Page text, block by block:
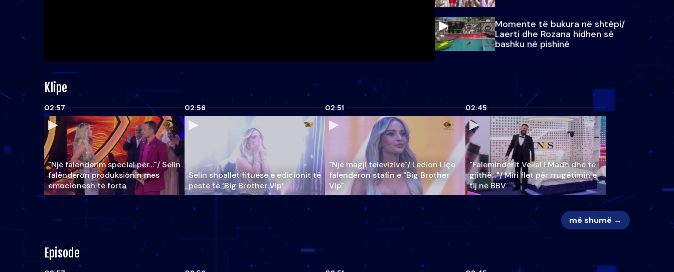
Momente të bukura në shtëpi/
Laerti dhe Rozana hidhen së
bashku në pishinë
Klipe
02:57
"Një falenderim special për…"/ Selin
falënderon produksionin mes
emocionesh të forta
02:56
Selin shpallet fituese e edicionit të
pestë të ‘Big Brother Vip’
02:51
"Një magji televizive"/ Ledion Liço
falenderon stafin e "Big Brother
Vip"
02:45
"Faleminderit Vëllai i Madh dhe të
gjithë…"/ Miri flet për rrugëtimin e
tij në BBV
më shumë →
Episode